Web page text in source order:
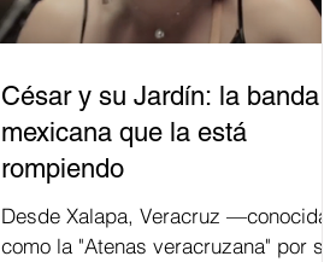
César y su Jardín: la banda
mexicana que la está
rompiendo
Desde Xalapa, Veracruz —conocida
como la "Atenas veracruzana" por su